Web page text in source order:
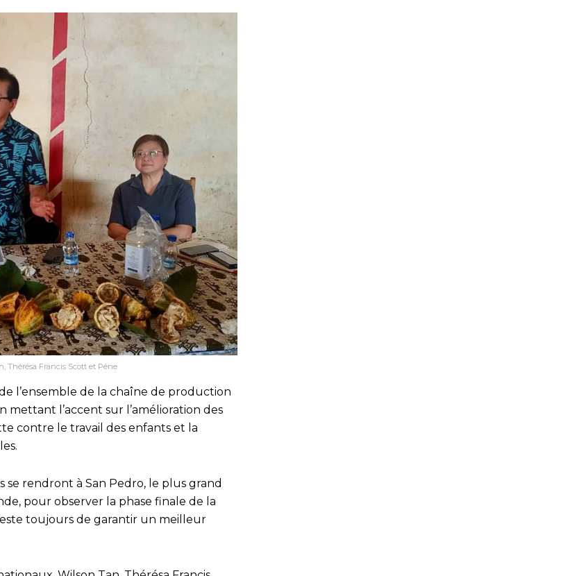
Thérésa Francis Scott et Pêne
l’ensemble de la chaîne de production
mettant l’accent sur l’amélioration des
contre le travail des enfants et la
se rendront à San Pedro, le plus grand
pour observer la phase finale de la
toujours de garantir un meilleur